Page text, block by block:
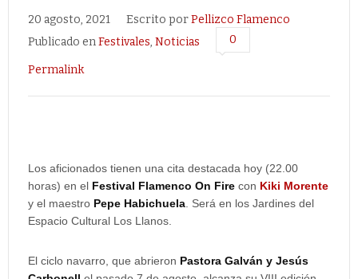
20 agosto, 2021 Escrito porPellizco Flamenco
Publicado enFestivales, Noticias 0
Permalink
Los aficionados tienen una cita destacada hoy (22.00
horas) en el Festival Flamenco On Fire con Kiki Morente
y el maestro Pepe Habichuela . Será en los Jardines del
Espacio Cultural Los Llanos.
El ciclo navarro, que abrieron Pastora Galván y Jesús